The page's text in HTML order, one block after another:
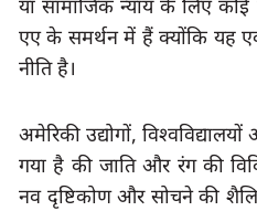
या सामाजिक न्याय के लिए
एए के समर्थन में हैं क्योंकि यह
नीति है।
अमेरिकी उद्योगों,
गया है की जाति और रंग की
नव दृष्टिकोण और सोचने की